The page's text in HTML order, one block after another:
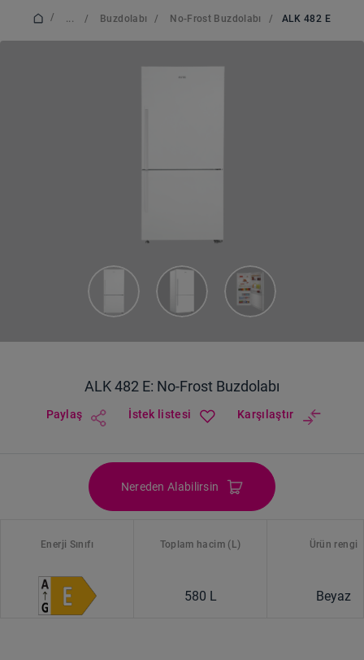
/ ... / Buzdolabı / No-Frost Buzdolabı / ALK 482 E
ALK 482 E: No-Frost Buzdolabı
Paylaş İstek listesi Karşılaştır
Nereden Alabilirsin
Enerji Sınıfı Toplam hacim (L)
580 L
Ürün rengi
Beyaz